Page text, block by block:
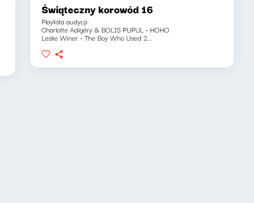
Świąteczny korowód 16
Playlista audycji:
Charlotte Adigéry & BOLIS PUPUL - HOHO
Leslie Winer - The Boy Who Used 2...